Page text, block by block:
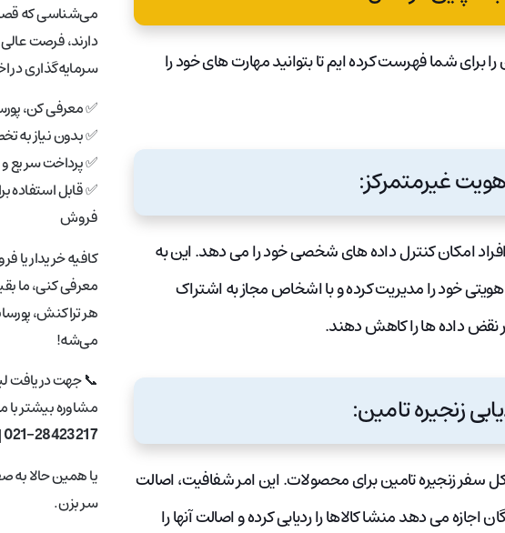
برای شما فهرست کرده ایم تا بتوانید مهارت های خود را
امکان کنترل داده های شخصی خود را می دهد. این به
خود را مدیریت کرده و با اشخاص مجاز به اشتراک
نقض داده ها را کاهش دهند.
کل سفر زنجیره تامین برای محصولات. این امر شفافیت، اصالت
می دهد منشا کالاها را ردیابی کرده و اصالت آنها را
می‌شناسی که قصد
دارند، فرصت
سرمایه‌گذاری در
✅ معرفی کن،
✅ بدون نیاز به
✅ پرداخت سریع
✅ قابل استفاده
فروش
کافیه خریدار یا
معرفی کنی، ما
هر تراکنش،
می‌شه!
📞 جهت دریافت
مشاوره بیشتر با
021-28423217
یا همین حالا به
سر بزن.